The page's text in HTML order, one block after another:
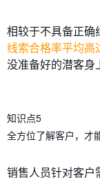
相较于不具备正确
线索合格率平均高
没准备好的潜客身
知识点5
全方位了解客户，才
销售人员针对客户